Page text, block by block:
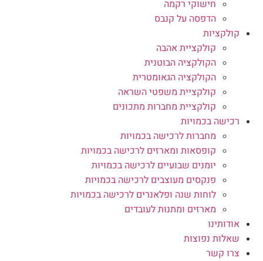
חישוקי רקמה
הדפסה על קנבס
קולקציות
קולקציית אהבה
הקולקציה הבוטנית
הקולקציה הגאומטרית
קולקציית משפטי השראה
קולקציית מחברות מתכונים
רכישה בכמויות
מחברות לרכישה בכמויות
קופסאות ומארזים לרכישה בכמויות
יומנים שבועיים לרכישה בכמויות
פנקסים מעוצבים לרכישה בכמויות
לוחות שנה ופלאנרים לרכישה בכמויות
מארזים ומתנות לעובדים
אודותינו
שאלות נפוצות
צרו קשר